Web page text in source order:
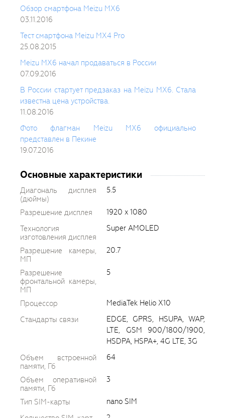
Обзор смартфона Meizu MX6
03.11.2016
Тест смартфона Meizu MX4 Pro
25.08.2015
Meizu MX6 начал продаваться в России
07.09.2016
В России стартует предзаказ на Meizu MX6. Стала
известна цена устройства.
11.08.2016
Фото флагман Meizu MX6 официально
представлен в Пекине
19.07.2016
Основные характеристики
Диагональ дисплея
(дюймы)
5.5
Разрешение дисплея
1920 x 1080
Технология
изготовления дисплея
Super AMOLED
Разрешение камеры,
МП
20.7
Разрешение
фронтальной камеры,
МП
5
Процессор
MediaTek Helio X10
Стандарты связи
EDGE, GPRS, HSUPA, WAP,
LTE, GSM 900/1800/1900,
HSDPA, HSPA+, 4G LTE, 3G
Объем встроенной
памяти, Гб
64
Объем оперативной
памяти, Гб
3
Тип SIM-карты
nano SIM